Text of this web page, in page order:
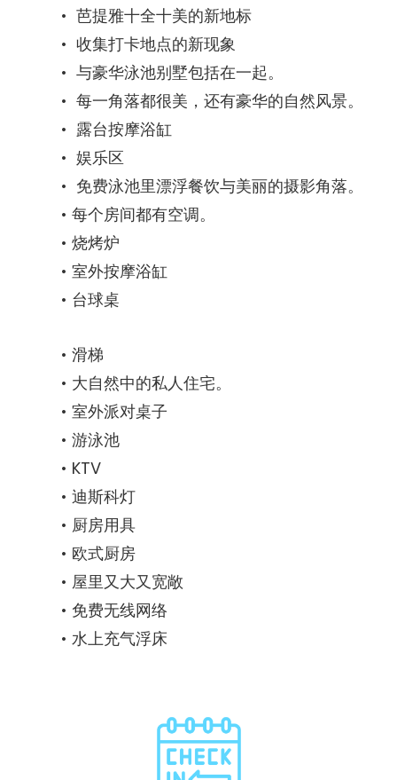
芭提雅十全十美的新地标
收集打卡地点的新现象
与豪华泳池别墅包括在一起。
每一角落都很美，还有豪华的自然风景。
露台按摩浴缸
娱乐区
免费泳池里漂浮餐饮与美丽的摄影角落。
每个房间都有空调。
烧烤炉
室外按摩浴缸
台球桌
滑梯
大自然中的私人住宅。
室外派对桌子
游泳池
KTV
迪斯科灯
厨房用具
欧式厨房
屋里又大又宽敞
免费无线网络
水上充气浮床